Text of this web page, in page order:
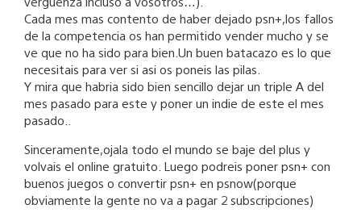
Cada mes mas contento de haber dejado psn+,los fallos
de la competencia os han permitido vender mucho y se
ve que no ha sido para bien.Un buen batacazo es lo que
necesitais para ver si asi os poneis las pilas.
Y mira que habria sido bien sencillo dejar un triple A del
mes pasado para este y poner un indie de este el mes
pasado..
Sinceramente,ojala todo el mundo se baje del plus y
volvais el online gratuito. Luego podreis poner psn+ con
buenos juegos o convertir psn+ en psnow(porque
obviamente la gente no va a pagar 2 subscripciones)